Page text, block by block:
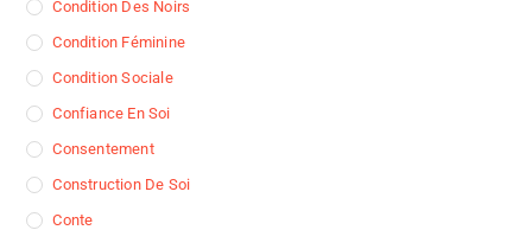
Condition Des Noirs
Condition Féminine
Condition Sociale
Confiance En Soi
Consentement
Construction De Soi
Conte